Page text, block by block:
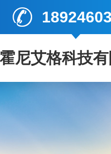
尼艾格科技